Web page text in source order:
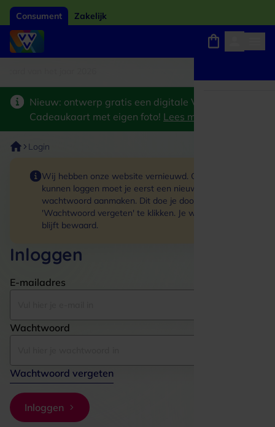
Consument Zakelijk
Nieuw: ontwerp gratis een digitale VVV
Cadeaukaart met eigen foto! Lees meer
Login
Wij hebben onze website vernieuwd. Om in te
kunnen loggen moet je eerst een nieuw
wachtwoord aanmaken. Dit doe je door op de link
'Wachtwoord vergeten' te klikken. Je winkelmand
blijft bewaard.
Inloggen
E-mailadres
Wachtwoord
Wachtwoord vergeten
Inloggen